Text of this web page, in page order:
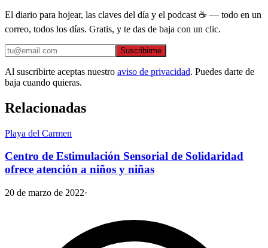
El diario para hojear, las claves del día y el podcast ☕ — todo en un
correo, todos los días. Gratis, y te das de baja con un clic.
Suscribirme
Al suscribirte aceptas nuestro aviso de privacidad. Puedes darte de
baja cuando quieras.
Relacionadas
Playa del Carmen
Centro de Estimulación Sensorial de Solidaridad
ofrece atención a niños y niñas
20 de marzo de 2022·